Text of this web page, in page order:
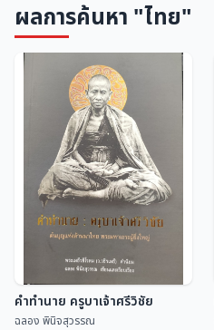
ผลการค้นหา "ไทย"
คำทำนาย ครูบาเจ้าศรีวิชัย
ฉลอง พินิจสุวรรณ